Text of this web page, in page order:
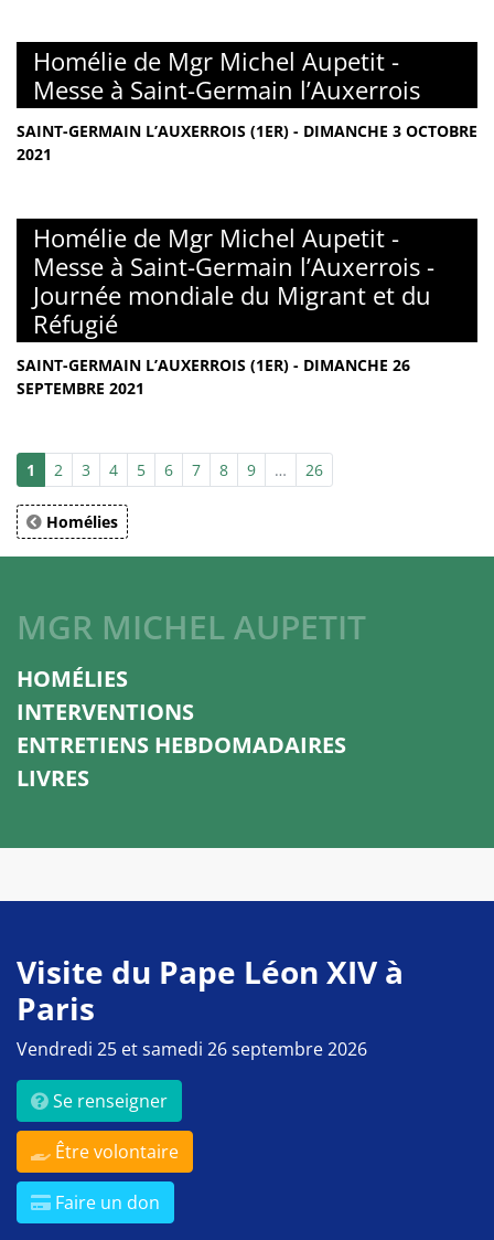
Homélie de Mgr Michel Aupetit -
Messe à Saint-Germain l’Auxerrois
SAINT-GERMAIN L’AUXERROIS (1ER) - DIMANCHE 3 OCTOBRE
2021
Homélie de Mgr Michel Aupetit -
Messe à Saint-Germain l’Auxerrois -
Journée mondiale du Migrant et du
Réfugié
SAINT-GERMAIN L’AUXERROIS (1ER) - DIMANCHE 26
SEPTEMBRE 2021
1 2 3 4 5 6 7 8 9 … 26
Homélies
MGR MICHEL AUPETIT
HOMÉLIES
INTERVENTIONS
ENTRETIENS HEBDOMADAIRES
LIVRES
Visite du Pape Léon XIV à
Paris
Vendredi 25 et samedi 26 septembre 2026
Se renseigner
Être volontaire
Faire un don